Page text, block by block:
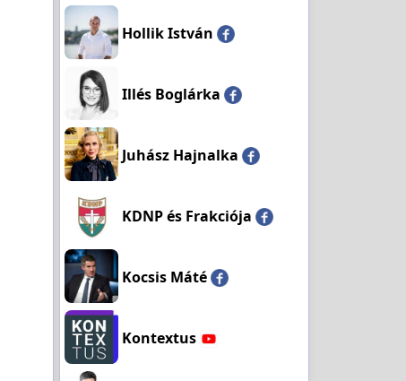
Hollik István
Illés Boglárka
Juhász Hajnalka
KDNP és Frakciója
Kocsis Máté
Kontextus